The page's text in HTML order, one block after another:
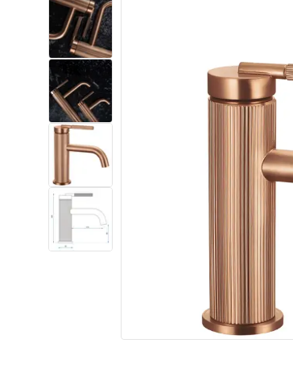
Douchebakken
Lineaire Douchegoten
Toiletten
Wastafels
Baden en badwanden
Kranen